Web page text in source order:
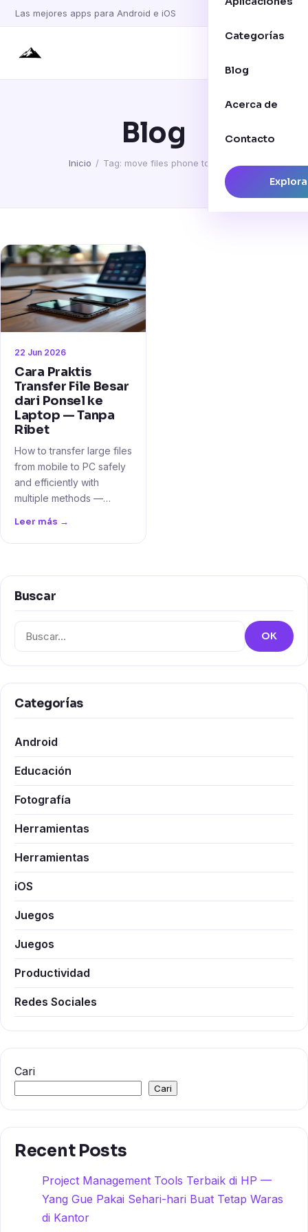
Las mejores apps para Android e iOS
Categorías
Blog
Acerca de
Contacto
Blog
Inicio / Tag: move files phone to laptop
22 Jun 2026
Cara Praktis
Transfer File Besar
dari Ponsel ke
Laptop — Tanpa
Ribet
How to transfer large files
from mobile to PC safely
and efficiently with
multiple methods —…
Leer más →
Buscar
Buscar:
OK
Categorías
Android
Educación
Fotografía
Herramientas
Herramientas
iOS
Juegos
Juegos
Productividad
Redes Sociales
Cari
Cari
Recent Posts
Project Management Tools Terbaik di HP —
Yang Gue Pakai Sehari-hari Buat Tetap Waras
di Kantor